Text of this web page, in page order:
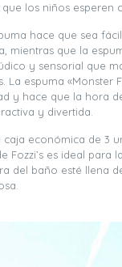
los niños esperen
hace que sea
mientras que la
y sensorial que
La espuma «Monster
y hace que la hora
y divertida.
económica de 3
Fozzi’s es ideal para
del baño esté llena